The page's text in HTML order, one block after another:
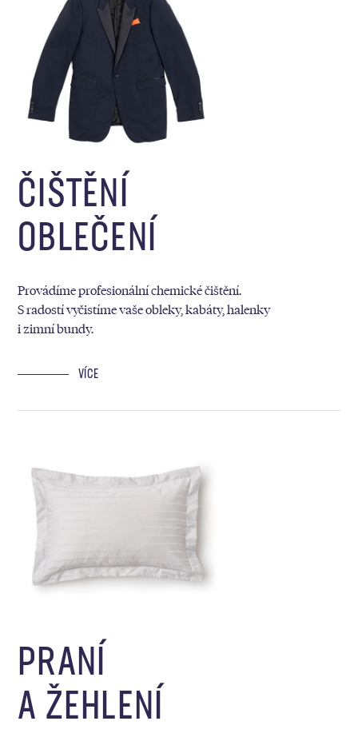
ČIŠTĚNÍ
OBLEČENÍ
Provádíme profesionální chemické čištění.
S radostí vyčistíme vaše obleky, kabáty, halenky
i zimní bundy.
VÍCE
PRANÍ
A ŽEHLENÍ